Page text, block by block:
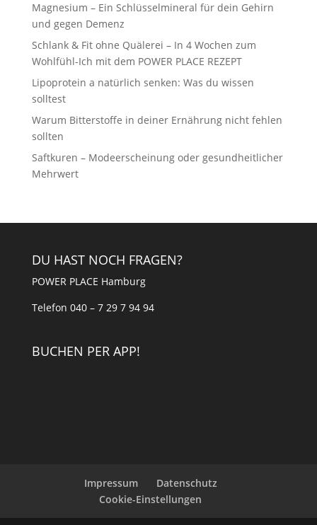
Magnesium – Ein Schlüsselmineral für dein Gehirn
und gegen Demenz
Schlank & Fit ohne Quälerei – In 4 Wochen zum
Wohlfühl-Ich mit dem POWER PLACE REZEPT
Lipoprotein a natürlich senken: Was du wissen
solltest
Warum Bitterstoffe in deiner Ernährung nicht fehlen
sollten
Saftkuren – Modeerscheinung oder gesundheitlicher
Mehrwert
DU HAST NOCH FRAGEN?
POWER PLACE Hamburg
Telefon 040 – 7 29 7 94 94
BUCHEN PER APP!
Impressum
Datenschutz
Cookie-Einstellungen